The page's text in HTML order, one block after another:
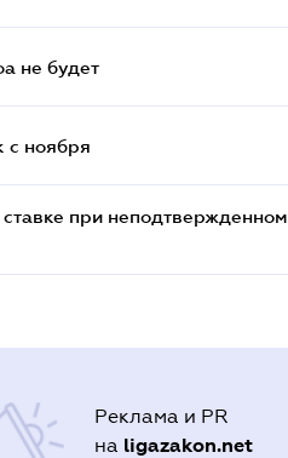
не будет
с ноября
при неподтвержденном
Реклама и PR
на ligazakon.net